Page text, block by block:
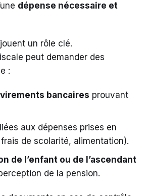
dépense nécessaire et
jouent un rôle clé.
peut demander des
:
bancaires prouvant
liées aux dépenses prises en
de scolarité, alimentation).
de l’enfant ou de l’ascendant
de la pension.